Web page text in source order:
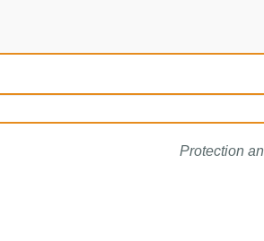
Protection